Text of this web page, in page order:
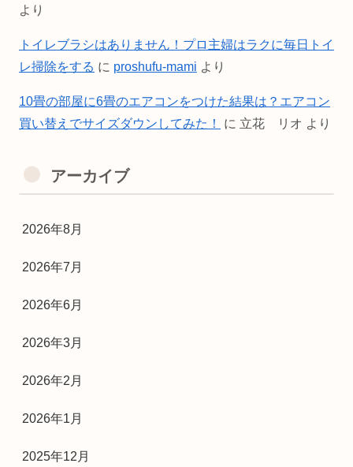
より
トイレブラシはありません！プロ主婦はラクに毎日トイ
レ掃除をする に proshufu-mami より
10畳の部屋に6畳のエアコンをつけた結果は？エアコン
買い替えでサイズダウンしてみた！
に 立花 リオ より
アーカイブ
2026年8月
2026年7月
2026年6月
2026年3月
2026年2月
2026年1月
2025年12月